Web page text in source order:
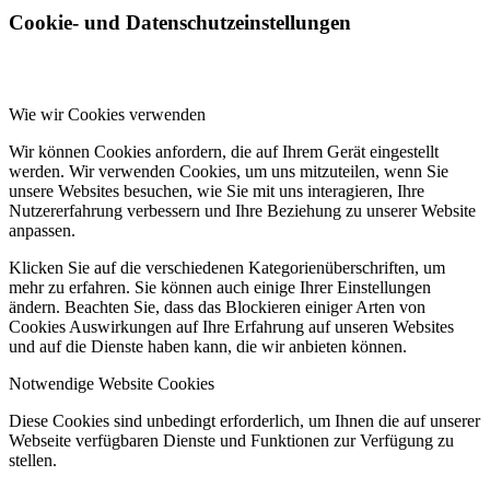
Cookie- und Datenschutzeinstellungen
Wie wir Cookies verwenden
Wir können Cookies anfordern, die auf Ihrem Gerät eingestellt
werden. Wir verwenden Cookies, um uns mitzuteilen, wenn Sie
unsere Websites besuchen, wie Sie mit uns interagieren, Ihre
Nutzererfahrung verbessern und Ihre Beziehung zu unserer Website
anpassen.
Klicken Sie auf die verschiedenen Kategorienüberschriften, um
mehr zu erfahren. Sie können auch einige Ihrer Einstellungen
ändern. Beachten Sie, dass das Blockieren einiger Arten von
Cookies Auswirkungen auf Ihre Erfahrung auf unseren Websites
und auf die Dienste haben kann, die wir anbieten können.
Notwendige Website Cookies
Diese Cookies sind unbedingt erforderlich, um Ihnen die auf unserer
Webseite verfügbaren Dienste und Funktionen zur Verfügung zu
stellen.